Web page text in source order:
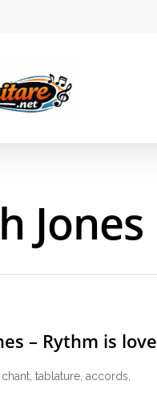
Jones
– Rythm is love
tablature, accords,